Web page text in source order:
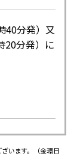
40分発）又
20分発）に
います。（金環日